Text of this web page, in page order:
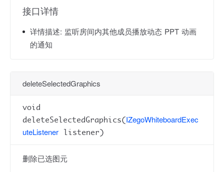
接口详情
详情描述: 监听房间内其他成员播放动态 PPT 动画
的通知
deleteSelectedGraphics
void
deleteSelectedGraphics(IZegoWhiteboardExec
uteListener listener)
删除已选图元